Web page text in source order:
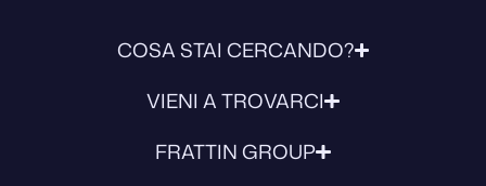
COSA STAI CERCANDO?
VIENI A TROVARCI
FRATTIN GROUP